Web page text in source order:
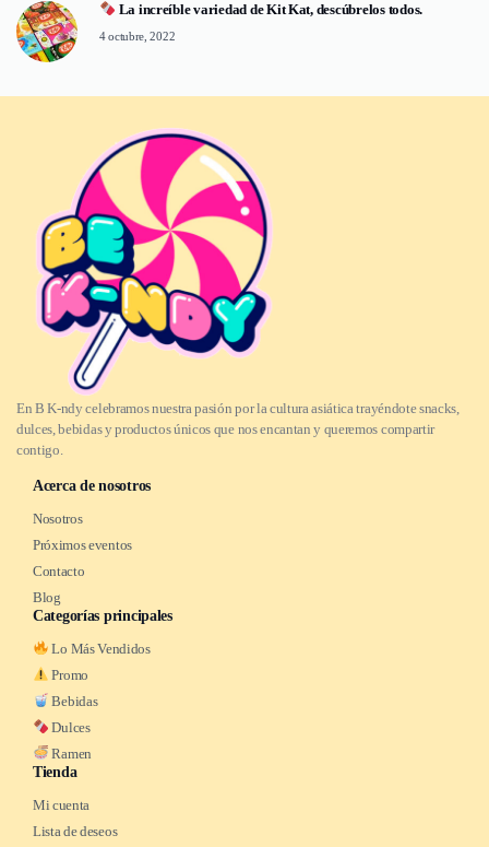
La increíble variedad de Kit Kat, descúbrelos todos.
4 octubre, 2022
En B K-ndy celebramos nuestra pasión por la cultura asiática trayéndote snacks,
dulces, bebidas y productos únicos que nos encantan y queremos compartir
contigo.
Acerca de nosotros
Nosotros
Próximos eventos
Contacto
Blog
Categorías principales
Lo Más Vendidos
Promo
Bebidas
Dulces
Ramen
Tienda
Mi cuenta
Lista de deseos